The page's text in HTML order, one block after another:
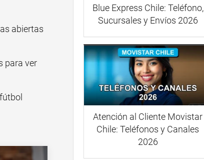
abiertas
para ver
Blue Express Chile: Teléfono,
Sucursales y Envíos 2026
Atención al Cliente Movistar
Chile: Teléfonos y Canales
2026